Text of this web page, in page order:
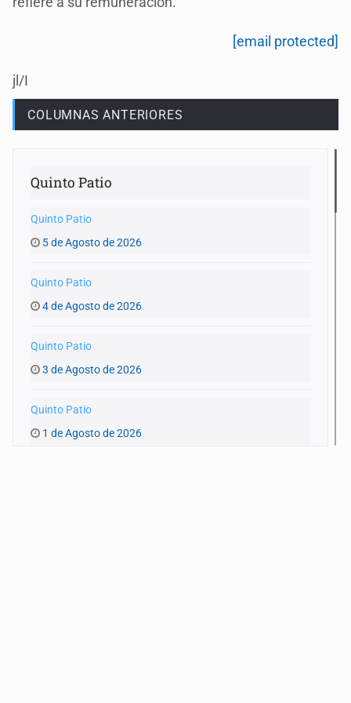
[email protected]
jl/I
COLUMNAS ANTERIORES
Quinto Patio
Quinto Patio
5 de Agosto de 2026
Quinto Patio
4 de Agosto de 2026
Quinto Patio
3 de Agosto de 2026
Quinto Patio
1 de Agosto de 2026